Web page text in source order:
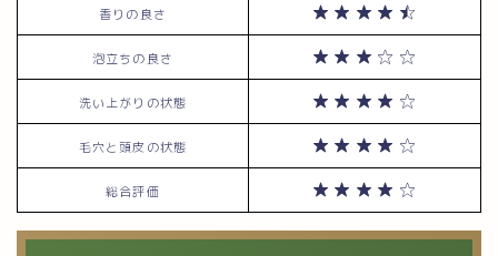
香りの良さ
泡立ちの良さ
洗い上がりの状態
毛穴と頭皮の状態
総合評価